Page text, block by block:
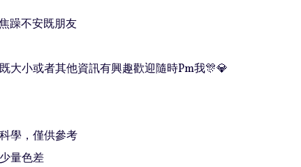
躁不安既朋友
大小或者其他資訊有興趣歡迎隨時Pm我🎊💎
學，僅供參考
量色差